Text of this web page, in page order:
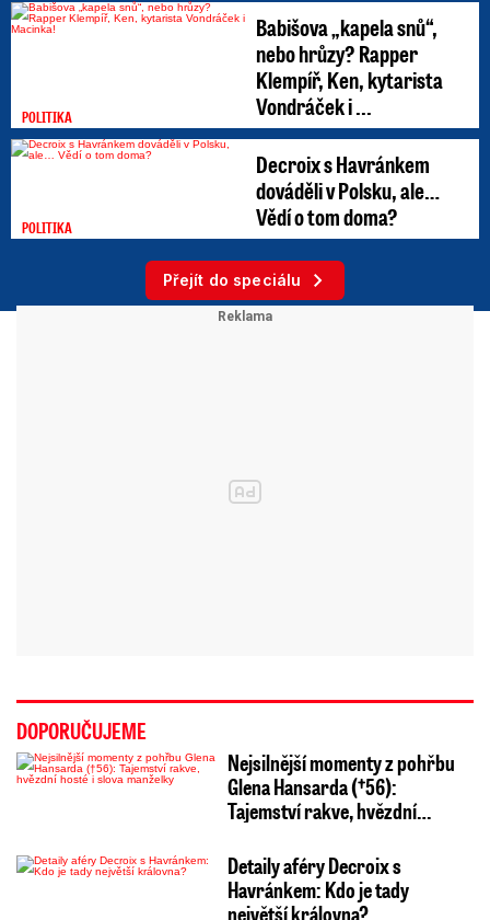
POLITIKA
Babišova „kapela snů“,
nebo hrůzy? Rapper
Klempíř, Ken, kytarista
Vondráček i ...
POLITIKA
Decroix s Havránkem
dováděli v Polsku, ale…
Vědí o tom doma?
Přejít do speciálu
DOPORUČUJEME
Nejsilnější momenty z pohřbu
Glena Hansarda (†56):
Tajemství rakve, hvězdní…
Detaily aféry Decroix s
Havránkem: Kdo je tady
největší královna?